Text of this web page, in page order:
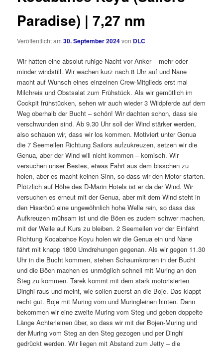
Paradise) | 7,27 nm
Veröffentlicht am30. September 2024von DLC
Wir hatten eine absolut ruhige Nacht vor Anker – mehr oder
minder windstill. Wir wachen kurz nach 8 Uhr auf und Nane
macht auf Wunsch eines einzelnen Crew-Mitglieds erst mal
Milchreis und Obstsalat zum Frühstück. Als wir gemütlich im
Cockpit frühstücken, sehen wir auch wieder 3 Wildpferde auf dem
Weg oberhalb der Bucht – schön! Wir dachten schon, dass sie
verschwunden sind. Ab 9.30 Uhr soll der Wind stärker werden,
also schauen wir, dass wir los kommen. Motiviert unter Genua
die 7 Seemeilen Richtung Sailors aufzukreuzen, setzen wir die
Genua, aber der Wind will nicht kommen – komisch. Wir
versuchen unser Bestes, etwas Fahrt aus dem bisschen zu
holen, aber es macht keinen Sinn, so dass wir den Motor starten.
Plötzlich auf Höhe des D-Marin Hotels ist er da der Wind. Wir
versuchen es erneut mit der Genua, aber mit dem Wind steht in
den Hisarönü eine ungewöhnlich hohe Welle rein, so dass das
Aufkreuzen mühsam ist und die Böen es zudem schwer machen,
mit der Welle auf Kurs zu bleiben. 2 Seemeilen vor der Einfahrt
Richtung Kocabahce Koyu holen wir die Genua ein und Nane
fährt mit knapp 1800 Umdrehungen gegenan. Als wir gegen 11.30
Uhr in die Bucht kommen, stehen Schaumkronen in der Bucht
und die Böen machen es unmöglich schnell mit Muring an den
Steg zu kommen. Tarek kommt mit dem stark motorisierten
Dinghi raus und meint, wie sollen zuerst an die Boje. Das klappt
recht gut. Boje mit Muring vorn und Muringleinen hinten. Dann
bekommen wir eine zweite Muring vom Steg und geben doppelte
Länge Achterleinen über, so dass wir mit der Bojen-Muring und
der Muring vom Steg an den Steg gezogen und per Dinghi
gedrückt werden. Wir liegen mit Abstand zum Jetty – die